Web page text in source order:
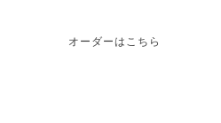
オーダーはこちら